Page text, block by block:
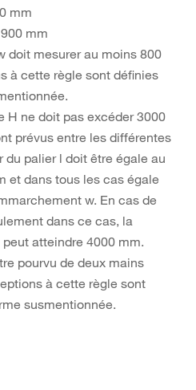
mm
mm
doit mesurer au moins 800
à cette règle sont définies
H ne doit pas excéder 3000
prévus entre les différentes
du palier l doit être égale au
et dans tous les cas égale
w. En cas de
dans ce cas, la
atteindre 4000 mm.
pourvu de deux mains
à cette règle sont
susmentionnée.